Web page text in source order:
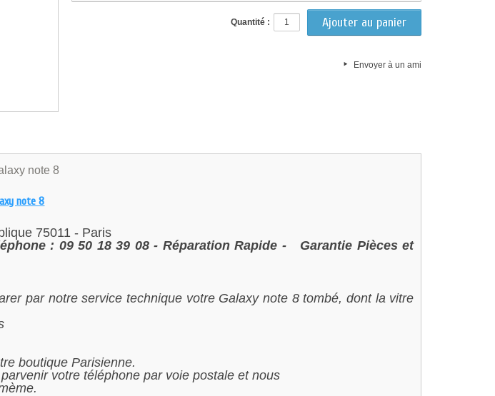
Quantité :
Envoyer à un ami
note 8
note 8
75011 - Paris
: 09 50 18 39 08- Réparation Rapide -
Garantie Pièces et
par notre service technique votre Galaxy note 8 tombé, dont la vitre
boutique Parisienne.
votre téléphone par voie postale et nous